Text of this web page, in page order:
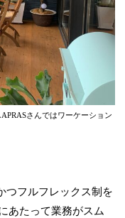
さんではワーケーション
つフルフレックス制を
あたって業務がスム